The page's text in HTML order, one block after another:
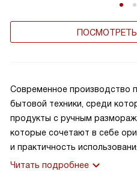
Современное производство
бытовой техники, среди
продукты с ручным
которые сочетают в себе
и практичность
Читать подробнее